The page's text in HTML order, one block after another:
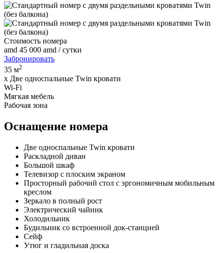
Стоимость номера
amd 45 000 amd / сутки
Забронировать
35 м2
x Две односпальные Twin кровати
Wi-Fi
Мягкая мебель
Рабочая зона
Оснащение номера
Две односпальные Twin кровати
Раскладной диван
Большой шкаф
Телевизор с плоским экраном
Просторный рабочий стол с эргономичным мобильным
креслом
Зеркало в полный рост
Электрический чайник
Холодильник
Будильник со встроенной док-станцией
Сейф
Утюг и гладильная доска